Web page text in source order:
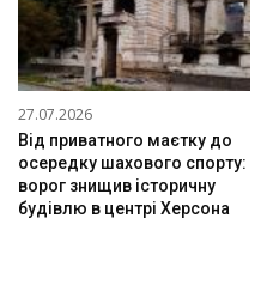
27.07.2026
Від приватного маєтку до
осередку шахового спорту:
ворог знищив історичну
будівлю в центрі Херсона